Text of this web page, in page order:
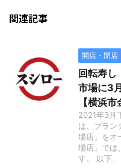
関連記事
開店・閉店
回転寿し
市場に3
【横浜市
2021年3月
は、ブラン
場店」をオ
場店」では
す。 以下